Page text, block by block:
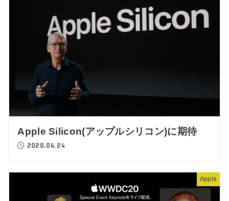
Apple Silicon(アップルシリコン)に期待
2020.06.24
Apple